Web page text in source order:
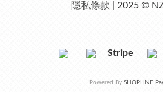
隱私條款 | 2025 ©
Stripe
Powered By SHOPLINE